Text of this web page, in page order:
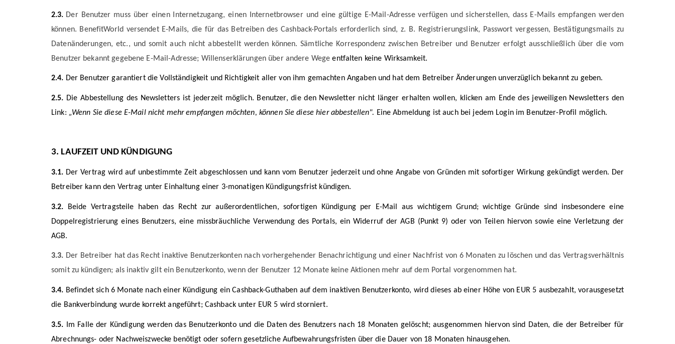
2.3. Der Benutzer muss über einen Internetzugang, einen Internetbrowser und eine gültige E-Mail-Adresse verfügen und sicherstellen, dass E-Mails empfangen werden
können. BenefitWorld versendet E-Mails, die für das Betreiben des Cashback-Portals erforderlich sind, z. B. Registrierungslink, Passwort vergessen, Bestätigungsmails zu
Datenänderungen, etc., und somit auch nicht abbestellt werden können. Sämtliche Korrespondenz zwischen Betreiber und Benutzer erfolgt ausschließlich über die vom
Benutzer bekannt gegebene E-Mail-Adresse; Willenserklärungen über andere Wegeentfalten keine Wirksamkeit.
2.4. Der Benutzer garantiert die Vollständigkeit und Richtigkeit aller von ihm gemachten Angaben und hat dem Betreiber Änderungen unverzüglich bekannt zu geben.
2.5. Die Abbestellung des Newsletters ist jederzeit möglich. Benutzer, die den Newsletter nicht länger erhalten wollen, klicken am Ende des jeweiligen Newsletters den
Link: „Wenn Sie diese E-Mail nicht mehr empfangen möchten, können Sie diese hier abbestellen". Eine Abmeldung ist auch bei jedem Login im Benutzer-Profil möglich.
3. LAUFZEIT UND KÜNDIGUNG
3.1. Der Vertrag wird auf unbestimmte Zeit abgeschlossen und kann vom Benutzer jederzeit und ohne Angabe von Gründen mit sofortiger Wirkung gekündigt werden. Der
Betreiber kann den Vertrag unter Einhaltung einer 3-monatigen Kündigungsfrist kündigen.
3.2. Beide Vertragsteile haben das Recht zur außerordentlichen, sofortigen Kündigung per E-Mail aus wichtigem Grund; wichtige Gründe sind insbesondere eine
Doppelregistrierung eines Benutzers, eine missbräuchliche Verwendung des Portals, ein Widerruf der AGB (Punkt 9) oder von Teilen hiervon sowie eine Verletzung der
AGB.
3.3. Der Betreiber hat das Recht inaktive Benutzerkonten nach vorhergehender Benachrichtigung und einer Nachfrist von 6 Monaten zu löschen und das Vertragsverhältnis
somit zu kündigen; als inaktiv gilt ein Benutzerkonto, wenn der Benutzer 12 Monate keine Aktionen mehr auf dem Portal vorgenommen hat.
3.4. Befindet sich 6 Monate nach einer Kündigung ein Cashback-Guthaben auf dem inaktiven Benutzerkonto, wird dieses ab einer Höhe von EUR 5 ausbezahlt, vorausgesetzt
die Bankverbindung wurde korrekt angeführt; Cashback unter EUR 5 wird storniert.
3.5. Im Falle der Kündigung werden das Benutzerkonto und die Daten des Benutzers nach 18 Monaten gelöscht; ausgenommen hiervon sind Daten, die der Betreiber für
Abrechnungs- oder Nachweiszwecke benötigt oder sofern gesetzliche Aufbewahrungsfristen über die Dauer von 18 Monaten hinausgehen.